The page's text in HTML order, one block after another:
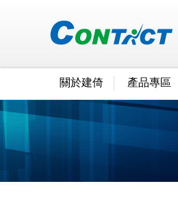
關於建倚 產品專區